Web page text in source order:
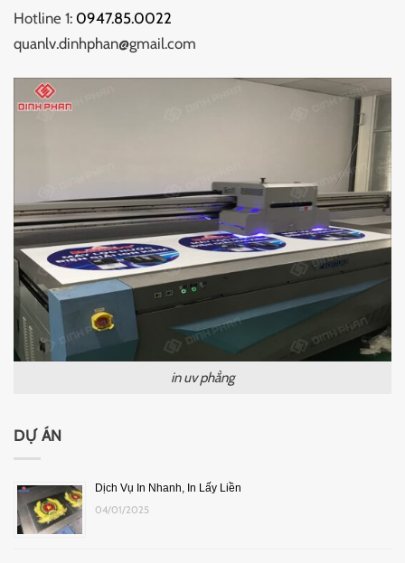
Hotline 1: 0947.85.0022
quanlv.dinhphan@gmail.com
in uv phẳng
DỰ ÁN
Dịch Vụ In Nhanh, In Lấy Liền
04/01/2025